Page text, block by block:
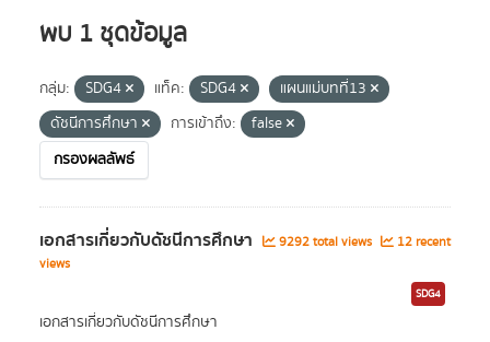
พบ 1 ชุดข้อมูล
กลุ่ม: SDG4 แท็ค: SDG4
แผนแม่บทที่13
ดัชนีการศึกษา
การเข้าถึง:
false
กรองผลลัพธ์
เอกสารเกี่ยวกับดัชนีการศึกษา 9292 total views
12 recent
views
SDG4
เอกสารเกี่ยวกับดัชนีการศึกษา